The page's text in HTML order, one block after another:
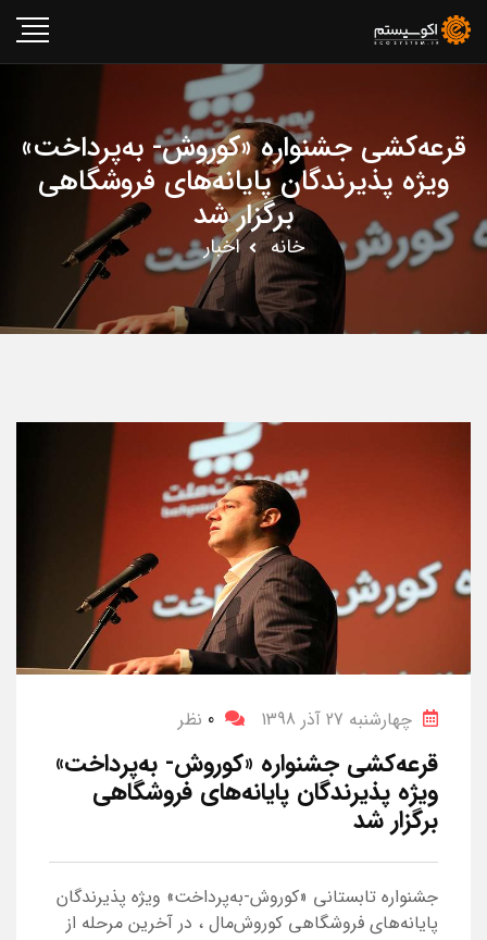
قرعه‌کشی جشنواره «کوروش- به‌پرداخت»
ویژه پذیرندگان پایانه‌های فروشگاهی
برگزار شد
خانه اخبار
چهارشنبه 27 آذر 1398 0 نظر
قرعه‌کشی جشنواره «کوروش- به‌پرداخت»
ویژه پذیرندگان پایانه‌های فروشگاهی
برگزار شد
جشنواره تابستانی «کوروش-به‌پرداخت» ویژه پذیرندگان
پایانه‌های فروشگاهی کوروش‌مال ، در آخرین مرحله از